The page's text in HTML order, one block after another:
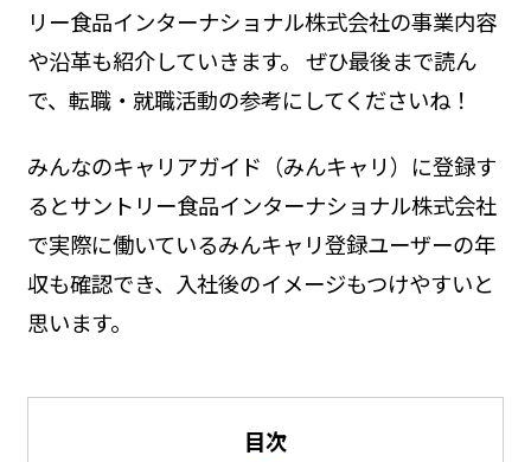
リー食品インターナショナル株式会社の事業内容
や沿革も紹介していきます。 ぜひ最後まで読ん
で、転職・就職活動の参考にしてくださいね！
みんなのキャリアガイド（みんキャリ）に登録す
るとサントリー食品インターナショナル株式会社
で実際に働いているみんキャリ登録ユーザーの年
収も確認でき、入社後のイメージもつけやすいと
思います。
目次